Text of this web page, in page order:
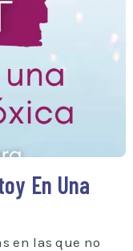
En Una
en las que no